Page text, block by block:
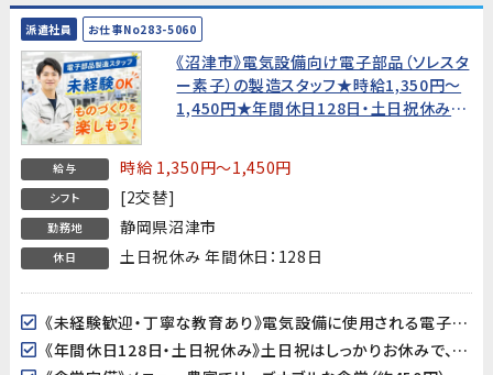
派遣社員 お仕事No283-5060
《沼津市》電気設備向け電子部品（ソレスタ
ー素子）の製造スタッフ★時給1,350円〜
1,450円★年間休日128日・土日祝休み
給与 時給 1,350円～1,450円
シフト [2交替]
勤務地 静岡県沼津市
休日 土日祝休み 年間休日：128日
《未経験歓迎・丁寧な教育あり》電気設備に使用される電子部品の製造ですが、製造業が初めての方でも安心。丁寧な教育制度が整っており、しっかりサポートします。
《年間休日128日・土日祝休み》土日祝はしっかりお休みで、GW・夏季・年末年始の長期連休もあります。プライベートとのバランスが取りやすい環境です。